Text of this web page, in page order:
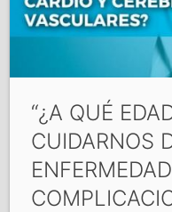
“¿A QUÉ
CUIDARNOS